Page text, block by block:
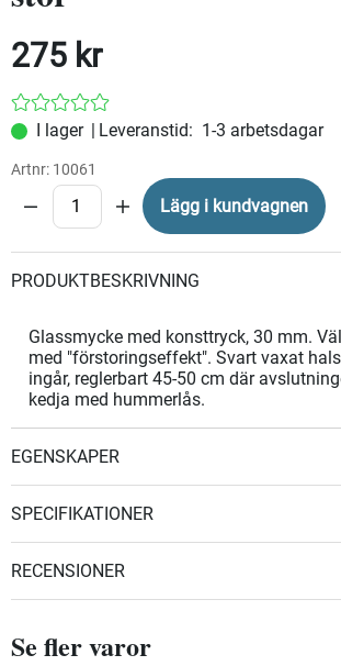
275 kr
| Leveranstid: 1-3 arbetsdagar
Artnr: 10061
Lägg i kundvagnen
PRODUKTBESKRIVNING
Glassmycke med konsttryck, 30 mm.
med "förstoringseffekt". Svart vaxat
ingår, reglerbart 45-50 cm där
kedja med hummerlås.
EGENSKAPER
SPECIFIKATIONER
RECENSIONER
Se fler varor